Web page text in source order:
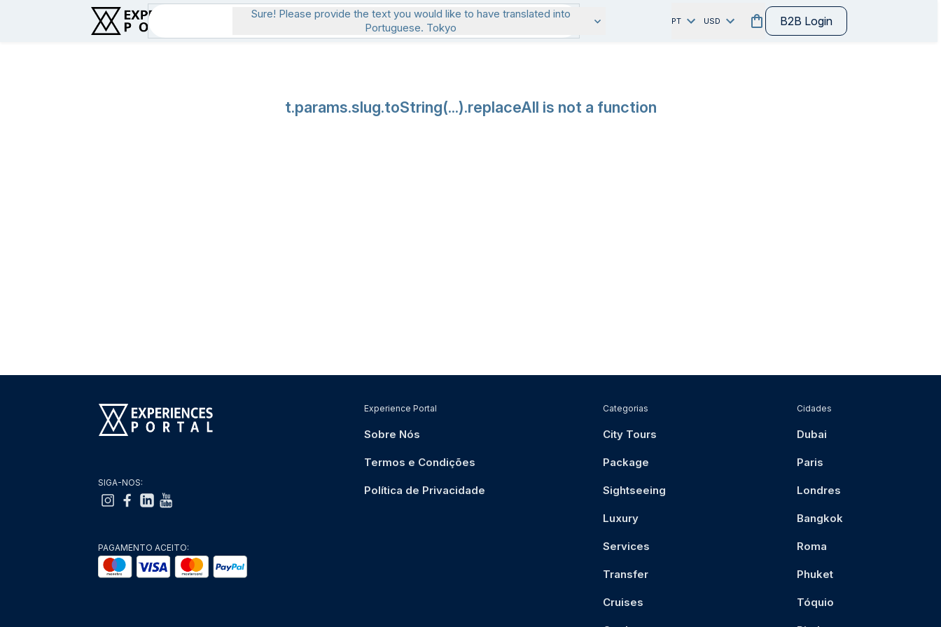
Sure! Please provide the text you would like to have translated into
Portuguese. Tokyo PT USD B2B Login
t.params.slug.toString(...).replaceAll is not a function
SIGA-NOS:
PAGAMENTO ACEITO:
Experience Portal
Sobre Nós
Termos e Condições
Política de Privacidade
Categorias
City Tours
Package
Sightseeing
Luxury
Services
Transfer
Cruises
Cidades
Dubai
Paris
Londres
Bangkok
Roma
Phuket
Tóquio